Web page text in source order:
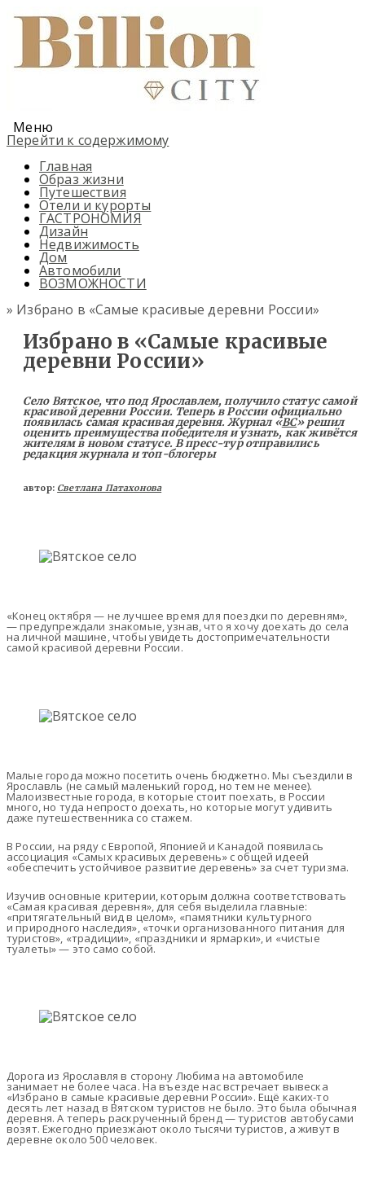
Меню
Перейти к содержимому
Главная
Образ жизни
Путешествия
Отели и курорты
ГАСТРОНОМИЯ
Дизайн
Недвижимость
Дом
Автомобили
ВОЗМОЖНОСТИ
» Избрано в «Самые красивые деревни России»
Избрано в «Самые красивые
деревни России»
Село Вятское, что под Ярославлем, получило статус самой
красивой деревни России. Теперь в России официально
появилась самая красивая деревня. Журнал «BC» решил
оценить преимущества победителя и узнать, как живётся
жителям в новом статусе. В пресс-тур отправились
редакция журнала и топ-блогеры
автор: Светлана Патахонова
«Конец октября — не лучшее время для поездки по деревням»,
— предупреждали знакомые, узнав, что я хочу доехать до села
на личной машине, чтобы увидеть достопримечательности
самой красивой деревни России.
Малые города можно посетить очень бюджетно. Мы съездили в
Ярославль (не самый маленький город, но тем не менее).
Малоизвестные города, в которые стоит поехать, в России
много, но туда непросто доехать, но которые могут удивить
даже путешественника со стажем.
В России, на ряду с Европой, Японией и Канадой появилась
ассоциация «Самых красивых деревень» с общей идеей
«обеспечить устойчивое развитие деревень» за счет туризма.
Изучив основные критерии, которым должна соответствовать
«Самая красивая деревня», для себя выделила главные:
«притягательный вид в целом», «памятники культурного
и природного наследия», «точки организованного питания для
туристов», «традиции», «праздники и ярмарки», и «чистые
туалеты» — это само собой.
Дорога из Ярославля в сторону Любима на автомобиле
занимает не более часа. На въезде нас встречает вывеска
«Избрано в самые красивые деревни России». Ещё каких-то
десять лет назад в Вятском туристов не было. Это была обычная
деревня. А теперь раскрученный бренд — туристов автобусами
возят. Ежегодно приезжают около тысячи туристов, а живут в
деревне около 500 человек.